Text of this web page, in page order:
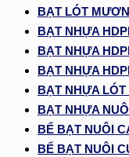
BẠT LÓT
BẠT NHỰA
BẠT NHỰA
BẠT NHỰA
BẠT NHỰA LÓT
BẠT NHỰA
BỂ BẠT NUÔI
BỂ BẠT NUÔI